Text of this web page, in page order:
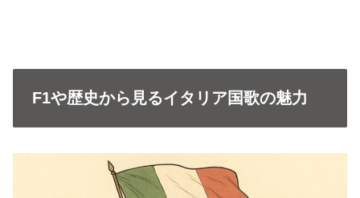
F1や歴史から見るイタリア国歌の魅力